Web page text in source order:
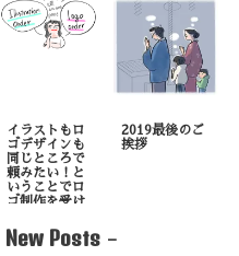
イラストもロ
ゴデザインも
同じところで
頼みたい！と
いうことでロ
ゴ制作を受け
2019最後のご
挨拶
New Posts -